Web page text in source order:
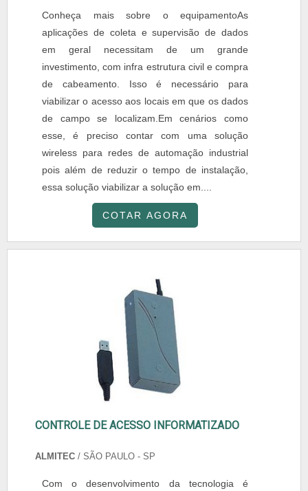
Conheça mais sobre o equipamentoAs
aplicações de coleta e supervisão de dados
em geral necessitam de um grande
investimento, com infra estrutura civil e compra
de cabeamento. Isso é necessário para
viabilizar o acesso aos locais em que os dados
de campo se localizam.Em cenários como
esse, é preciso contar com uma solução
wireless para redes de automação industrial
pois além de reduzir o tempo de instalação,
essa solução viabilizar a solução em....
COTAR AGORA
CONTROLE DE ACESSO INFORMATIZADO
ALMITEC / SÃO PAULO - SP
Com o desenvolvimento da tecnologia é